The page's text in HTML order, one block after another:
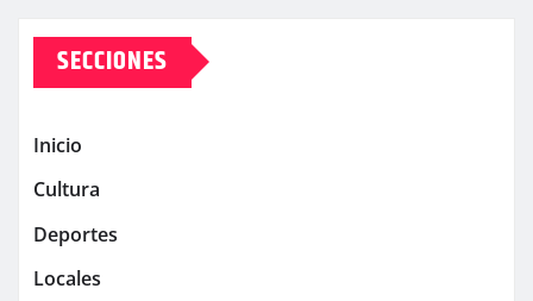
SECCIONES
Inicio
Cultura
Deportes
Locales